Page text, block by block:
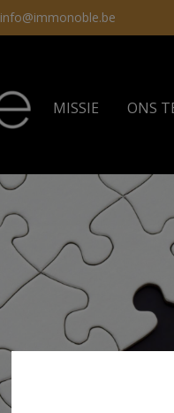
info@immonoble.be
MISSIE ONS